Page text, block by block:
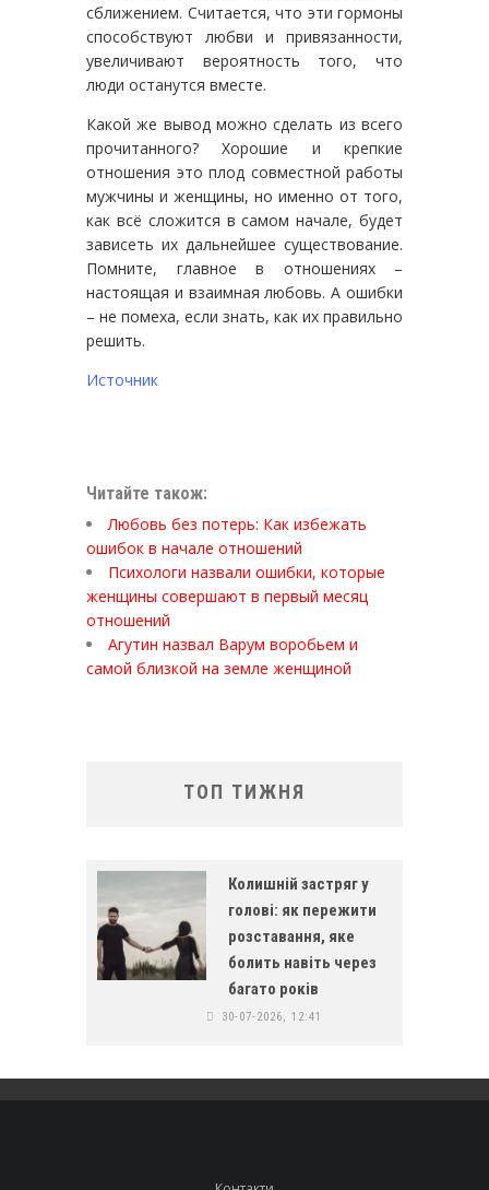
сближением. Считается, что эти гормоны
способствуют любви и привязанности,
увеличивают вероятность того, что
люди останутся вместе.
Какой же вывод можно сделать из всего
прочитанного? Хорошие и крепкие
отношения это плод совместной работы
мужчины и женщины, но именно от того,
как всё сложится в самом начале, будет
зависеть их дальнейшее существование.
Помните, главное в отношениях –
настоящая и взаимная любовь. А ошибки
– не помеха, если знать, как их правильно
решить.
Источник
Читайте також:
Любовь без потерь: Как избежать
ошибок в начале отношений
Психологи назвали ошибки, которые
женщины совершают в первый месяц
отношений
Агутин назвал Варум воробьем и
самой близкой на земле женщиной
ТОП ТИЖНЯ
Колишній застряг у
голові: як пережити
розставання, яке
болить навіть через
багато років
30-07-2026, 12:41